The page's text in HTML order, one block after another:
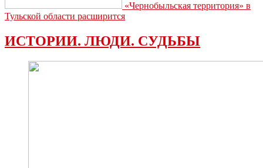
«Чернобыльская территория» в
Тульской области расширится
ИСТОРИИ. ЛЮДИ. СУДЬБЫ